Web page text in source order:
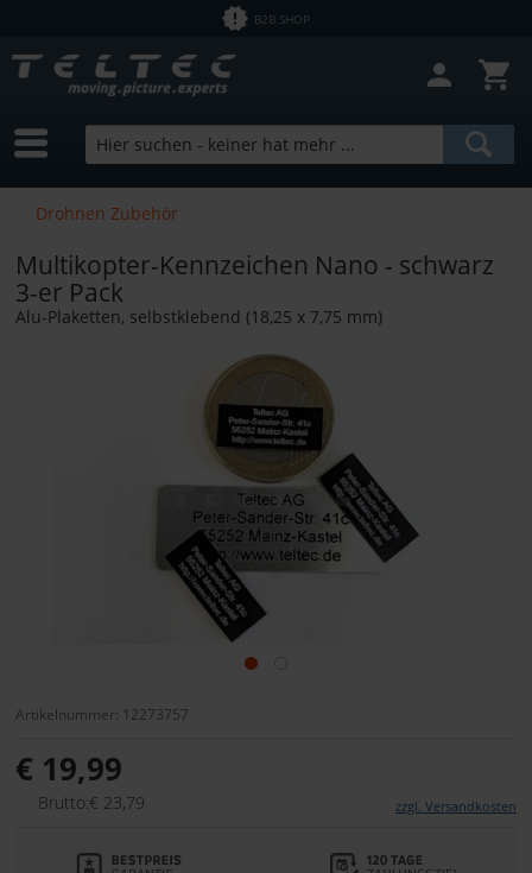
B2B SHOP
Drohnen Zubehör
Multikopter-Kennzeichen Nano - schwarz
3-er Pack
Alu-Plaketten, selbstklebend (18,25 x 7,75 mm)
Artikelnummer: 12273757
€ 19,99
Brutto:€ 23,79 zzgl. Versandkosten